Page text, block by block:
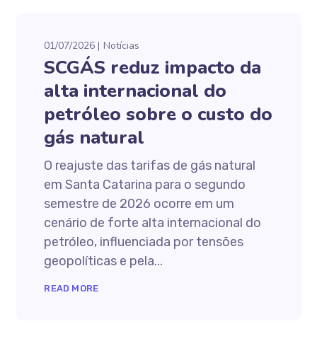
01/07/2026 Notícias
SCGÁS reduz impacto da
alta internacional do
petróleo sobre o custo do
gás natural
O reajuste das tarifas de gás natural
em Santa Catarina para o segundo
semestre de 2026 ocorre em um
cenário de forte alta internacional do
petróleo, influenciada por tensões
geopolíticas e pela...
READ MORE